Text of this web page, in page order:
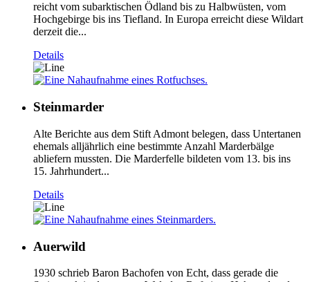
reicht vom subarktischen Ödland bis zu Halbwüsten, vom
Hochgebirge bis ins Tiefland. In Europa erreicht diese Wildart
derzeit die...
Details
Steinmarder
Alte Berichte aus dem Stift Admont belegen, dass Untertanen
ehemals alljährlich eine bestimmte Anzahl Marderbälge
abliefern mussten. Die Marderfelle bildeten vom 13. bis ins
15. Jahrhundert...
Details
Auerwild
1930 schrieb Baron Bachofen von Echt, dass gerade die